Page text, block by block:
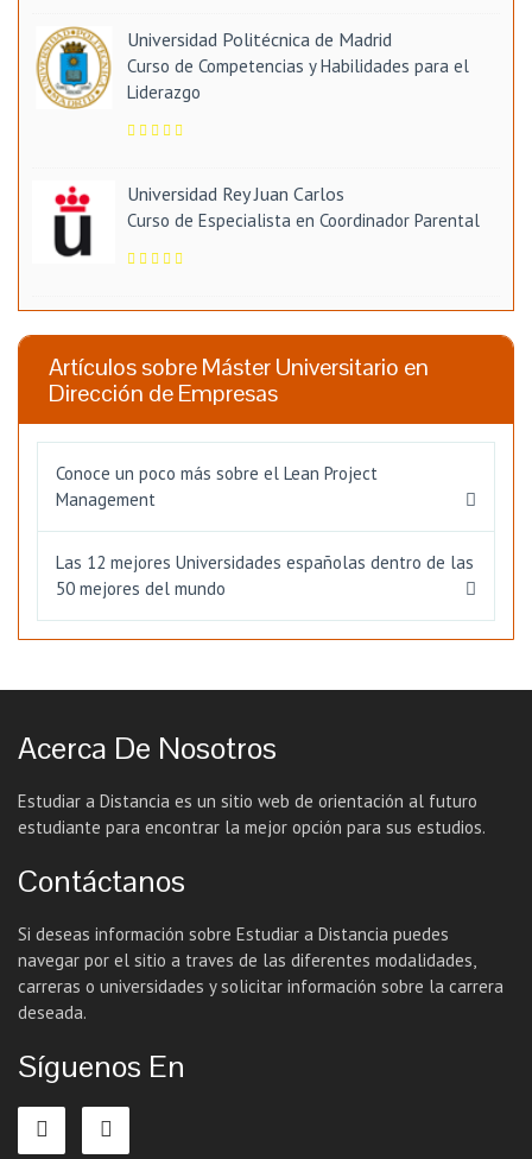
Universidad Politécnica de Madrid
Curso de Competencias y Habilidades para el
Liderazgo
Universidad Rey Juan Carlos
Curso de Especialista en Coordinador Parental
Artículos sobre Máster Universitario en
Dirección de Empresas
Conoce un poco más sobre el Lean Project
Management
Las 12 mejores Universidades españolas dentro de las
50 mejores del mundo
Acerca De Nosotros
Estudiar a Distancia es un sitio web de orientación al futuro
estudiante para encontrar la mejor opción para sus estudios.
Contáctanos
Si deseas información sobre Estudiar a Distancia puedes
navegar por el sitio a traves de las diferentes modalidades,
carreras o universidades y solicitar información sobre la carrera
deseada.
Síguenos En